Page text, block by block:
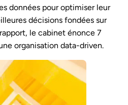
données pour optimiser leur
décisions fondées sur
le cabinet énonce 7
organisation data-driven.